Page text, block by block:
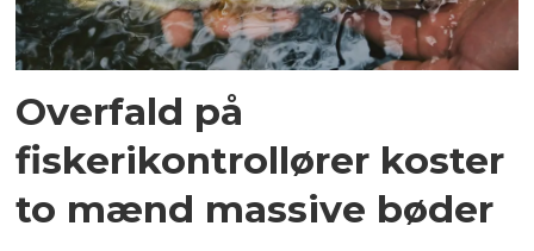
Overfald på
fiskerikontrollører koster
to mænd massive bøder